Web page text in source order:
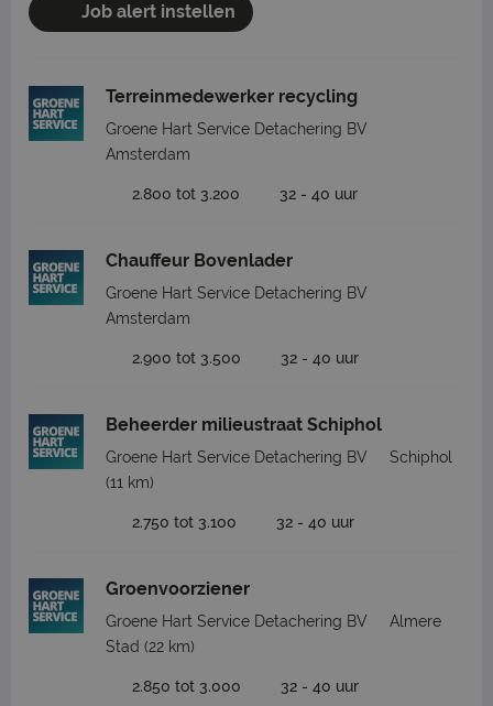
Job alert instellen
Terreinmedewerker recycling
Groene Hart Service Detachering BV
Amsterdam
2.800 tot 3.200 32 - 40 uur
Chauffeur Bovenlader
Groene Hart Service Detachering BV
Amsterdam
2.900 tot 3.500 32 - 40 uur
Beheerder milieustraat Schiphol
Groene Hart Service Detachering BV
Schiphol
(11 km)
2.750 tot 3.100 32 - 40 uur
Groenvoorziener
Groene Hart Service Detachering BV
Almere
Stad (22 km)
2.850 tot 3.000 32 - 40 uur